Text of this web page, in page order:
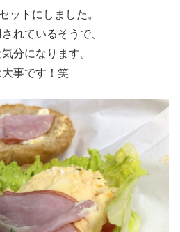
ットにしました。
れているそうで、
分になります。
事です！笑